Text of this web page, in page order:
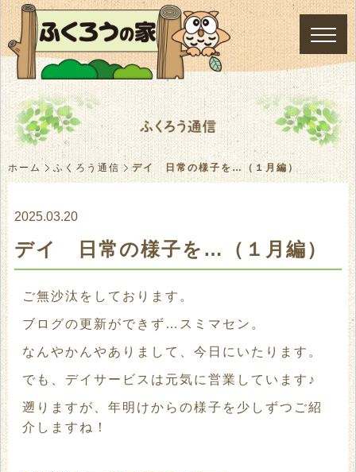
ホーム ふくろう通信 デイ 日常の様子を…（１月編）
2025.03.20
デイ 日常の様子を…（１月編）
ご無沙汰をしております。
ブログの更新ができず…スミマセン。
なんやかんやありまして、今日にいたります。
でも、デイサービスは元気に営業しています♪
遡りますが、年明けからの様子を少しずつご紹
介しますね！